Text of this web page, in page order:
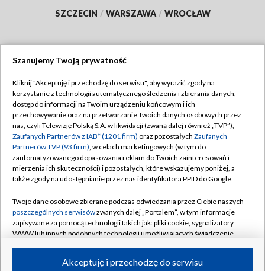
SZCZECIN / WARSZAWA / WROCŁAW
TVP
Abonament TVP
Emisja w TVP
Centrum informacji TVP
Naziemna Telewizja Cyfrowa
Rada Programowa
System NOS
Informacje o nadawcy
Program dla prasy
Regulamin TVP
Polityka prywatności
Moje zgody
Pomoc
Kontakt
Kanały
Szanujemy Twoją prywatność
Kliknij "Akceptuję i przechodzę do serwisu", aby wyrazić zgody na
korzystanie z technologii automatycznego śledzenia i zbierania danych,
dostęp do informacji na Twoim urządzeniu końcowym i ich
przechowywanie oraz na przetwarzanie Twoich danych osobowych przez
nas, czyli Telewizję Polską S.A. w likwidacji (zwaną dalej również „TVP”),
Zaufanych Partnerów z IAB* (1201 firm) oraz pozostałych Zaufanych
Partnerów TVP (93 firm), w celach marketingowych (w tym do
zautomatyzowanego dopasowania reklam do Twoich zainteresowań i
mierzenia ich skuteczności) i pozostałych, które wskazujemy poniżej, a
także zgody na udostępnianie przez nas identyfikatora PPID do Google.
Twoje dane osobowe zbierane podczas odwiedzania przez Ciebie naszych
poszczególnych serwisówzwanych dalej „Portalem”, w tym informacje
zapisywane za pomocą technologii takich jak: pliki cookie, sygnalizatory
WWW lub innych podobnych technologii umożliwiających świadczenie
ruchu w Internecie.Akceptuję i przechodzę do serwisu